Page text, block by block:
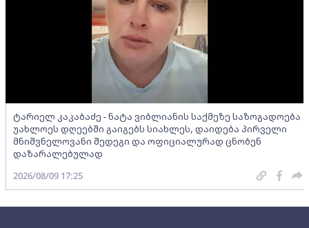
ტარიელ კაკაბაძე - ნატა ვიბლიანის საქმეზე საზოგადოება
უახლოეს დღეებში გაიგებს სიახლეს, დაიდება პირველი
მნიშვნელოვანი შედეგი და ოფიციალურად ცნობენ
დაზარალებულად
2026/08/09 17:25